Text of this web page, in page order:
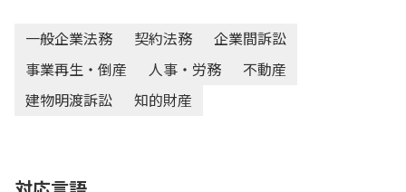
一般企業法務 契約法務
企業間訴訟
事業再生・倒産
人事・労務
不動産
建物明渡訴訟
知的財産